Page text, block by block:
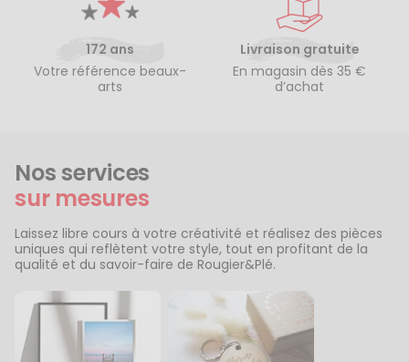
172 ans
Votre référence beaux-
arts
Livraison gratuite
En magasin dès 35 €
d’achat
Nos services
sur mesures
Laissez libre cours à votre créativité et réalisez des pièces
uniques qui reflètent votre style, tout en profitant de la
qualité et du savoir-faire de Rougier&Plé.